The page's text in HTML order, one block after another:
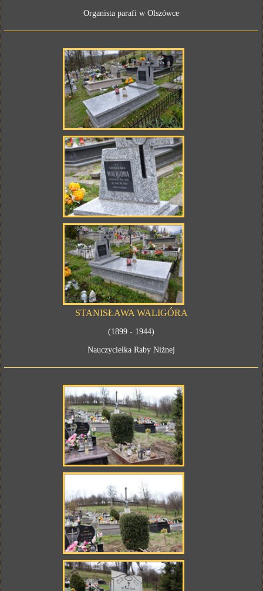
Organista parafi w Olszówce
STANISŁAWA WALIGÓRA
(1899 - 1944)
Nauczycielka Raby Niżnej